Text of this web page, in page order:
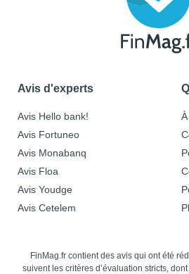
Avis d'experts
Avis Hello bank!
Avis Fortuneo
Avis Monabanq
Avis Floa
Avis Youdge
Avis Cetelem
FinMag.fr contient des avis qui ont été
suivent les critères d’évaluation stricts,